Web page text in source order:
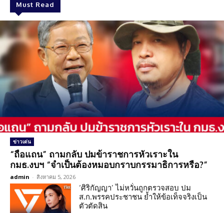
Must Read
ข่าวเด่น
“ถือแถน” ถามกลับ ปมข้าราชการหัวเราะใน
กมธ.งบฯ “จำเป็นต้องหมอบกราบกรรมาธิการหรือ?”
admin - สิงหาคม 5, 2026
‘ศิริกัญญา’ ไม่หวั่นถูกตรวจสอบ ปม
ส.ก.พรรคประชาชน ย้ำให้ข้อเท็จจริงเป็น
ตัวตัดสิน